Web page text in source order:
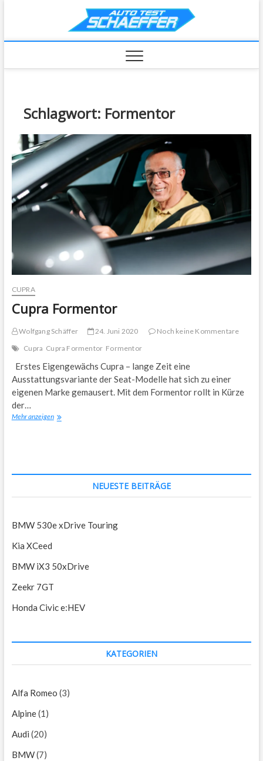
Schlagwort: Formentor
CUPRA
Cupra Formentor
Wolfgang Schäffer 24. Juni 2020
Noch keine Kommentare
Cupra Cupra Formentor Formentor
Erstes Eigengewächs Cupra – lange Zeit eine
Ausstattungsvariante der Seat-Modelle hat sich zu einer
eigenen Marke gemausert. Mit dem Formentor rollt in Kürze
der…
Mehr anzeigenCupra
NEUESTE BEITRÄGE
BMW 530e xDrive Touring
Kia XCeed
BMW iX3 50xDrive
Zeekr 7GT
Honda Civic e:HEV
KATEGORIEN
Alfa Romeo (3)
Alpine(1)
Audi (20)
BMW(7)